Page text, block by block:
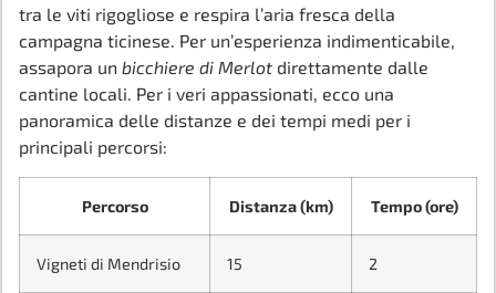
tra le viti rigogliose e respira l’aria fresca della
campagna ticinese. Per un’esperienza indimenticabile,
assapora un bicchiere di Merlot direttamente dalle
cantine locali. Per i veri appassionati, ecco una
panoramica delle distanze e dei tempi medi per i
principali percorsi:
Percorso Distanza (km) Tempo (ore)
Vigneti di Mendrisio 15 2